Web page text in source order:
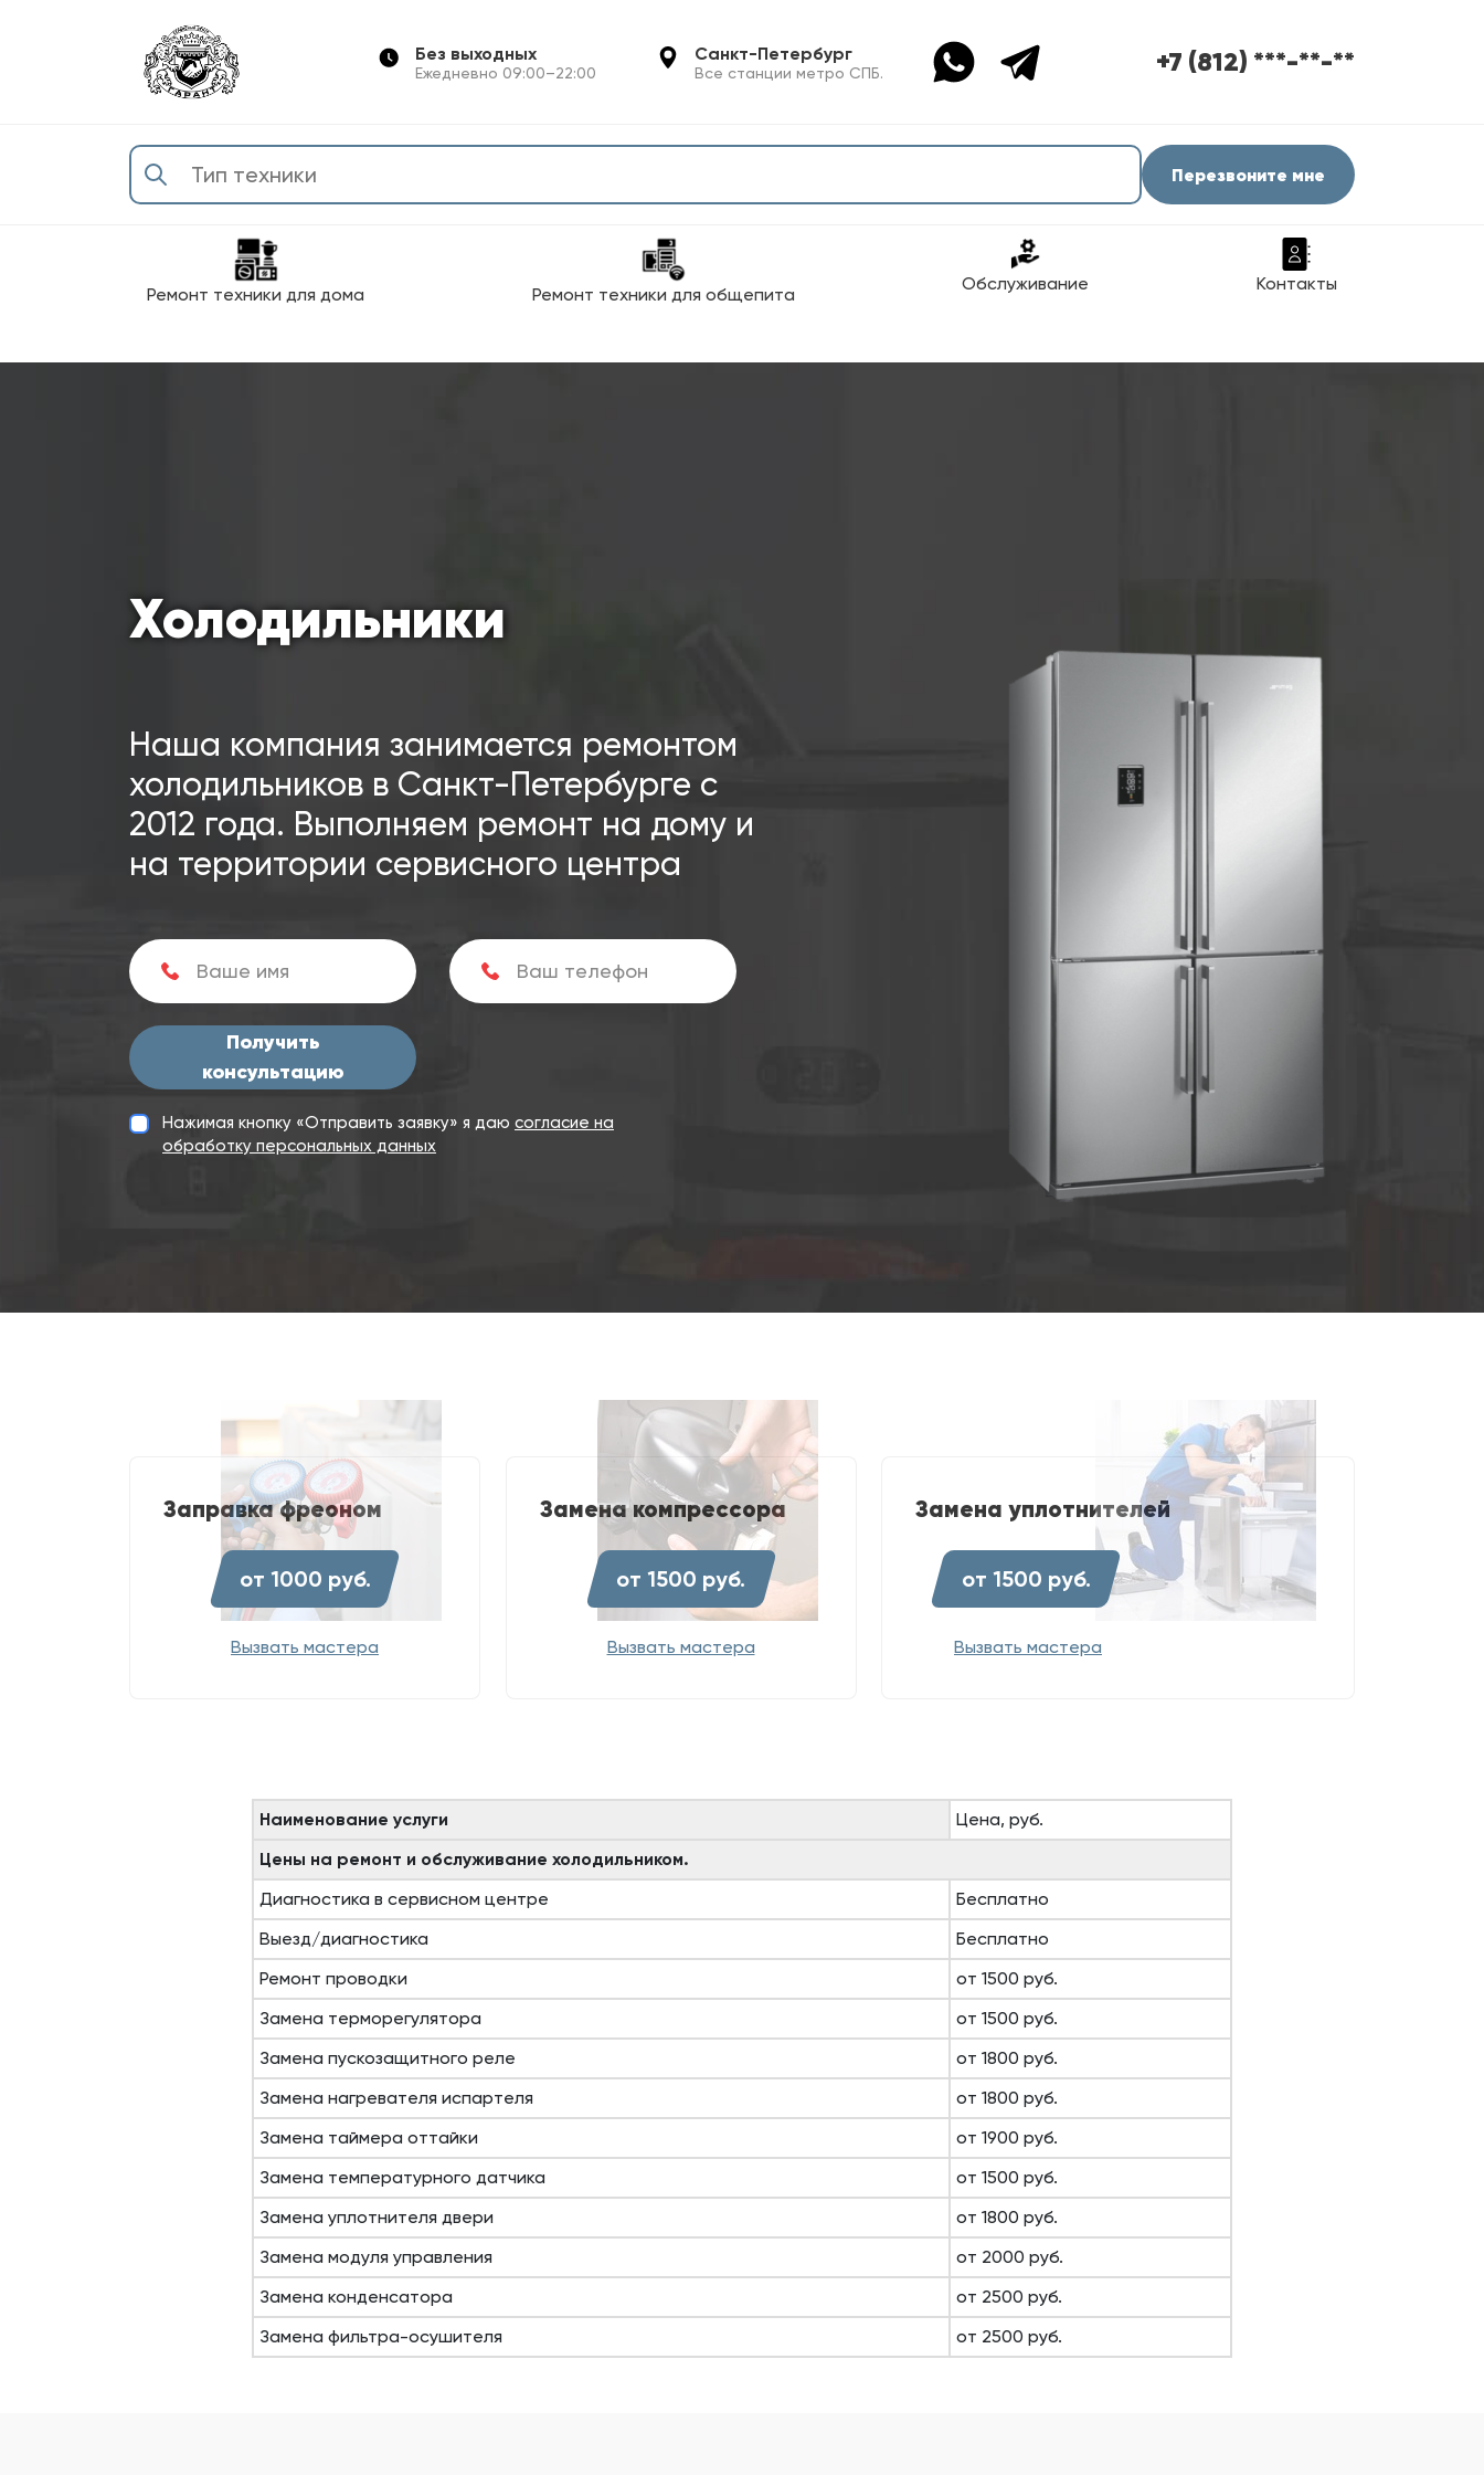
Без выходных
Ежедневно 09:00–22:00
Санкт-Петербург
Все станции метро СПБ. +7 (812) ***-**-**
Перезвоните мне
Ремонт техники для дома Ремонт техники для общепита
Обслуживание Контакты
Холодильники
Наша компания занимается ремонтом
холодильников в Санкт-Петербурге с
2012 года. Выполняем ремонт на дому и
на территории сервисного центра
Получить
консультацию
Нажимая кнопку «Отправить заявку» я даю согласие на
обработку персональных данных
Заправка фреоном
от 1000 руб.
Вызвать мастера
Замена компрессора
от 1500 руб.
Вызвать мастера
Замена уплотнителей
от 1500 руб.
Вызвать мастера
Наименование услуги
Цена, руб.
Цены на ремонт и обслуживание холодильником.
Диагностика в сервисном центре
Бесплатно
Выезд/диагностика
Бесплатно
Ремонт проводки
от 1500 руб.
Замена терморегулятора
от 1500 руб.
Замена пускозащитного реле
от 1800 руб.
Замена нагревателя испартеля
от 1800 руб.
Замена таймера оттайки
от 1900 руб.
Замена температурного датчика
от 1500 руб.
Замена уплотнителя двери
от 1800 руб.
Замена модуля управления
от 2000 руб.
Замена конденсатора
от 2500 руб.
Замена фильтра-осушителя
от 2500 руб.